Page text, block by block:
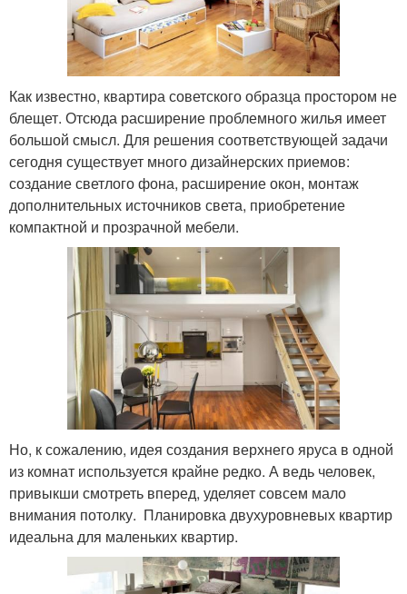
Как известно, квартира советского образца простором не
блещет. Отсюда расширение проблемного жилья имеет
большой смысл. Для решения соответствующей задачи
сегодня существует много дизайнерских приемов:
создание светлого фона, расширение окон, монтаж
дополнительных источников света, приобретение
компактной и прозрачной мебели.
Но, к сожалению, идея создания верхнего яруса в одной
из комнат используется крайне редко. А ведь человек,
привыкши смотреть вперед, уделяет совсем мало
внимания потолку. Планировка двухуровневых квартир
идеальна для маленьких квартир.